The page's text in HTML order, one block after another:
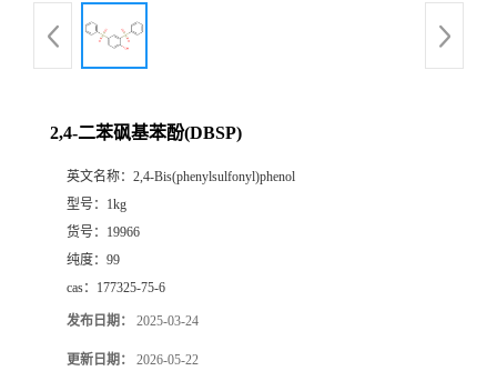
2,4-二苯砜基苯酚(DBSP)
英文名称： 2,4-Bis(phenylsulfonyl)phenol
型号： 1kg
货号： 19966
纯度： 99
cas： 177325-75-6
发布日期： 2025-03-24
更新日期： 2026-05-22